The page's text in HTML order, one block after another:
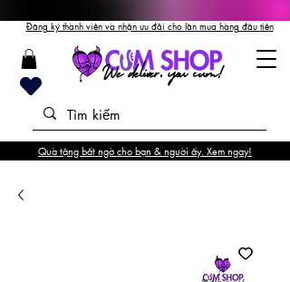
Đăng ký thành viên và nhận ưu đãi cho lần mua hàng đầu tiên
Quà tặng bất ngờ cho bạn & người ấy. Xem ngay!